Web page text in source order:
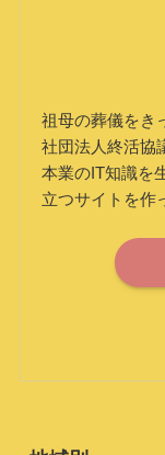
祖母の葬儀をき
社団法人終活協
本業のIT知識を
立つサイトを作